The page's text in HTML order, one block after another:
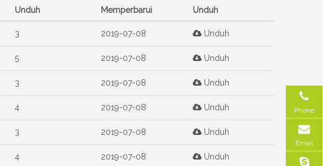
Unduh Memperbarui Unduh
3 2019-07-08 Unduh
5 2019-07-08 Unduh
3 2019-07-08 Unduh
4 2019-07-08 Unduh
3 2019-07-08 Unduh
4 2019-07-08 Unduh
Phone
Email